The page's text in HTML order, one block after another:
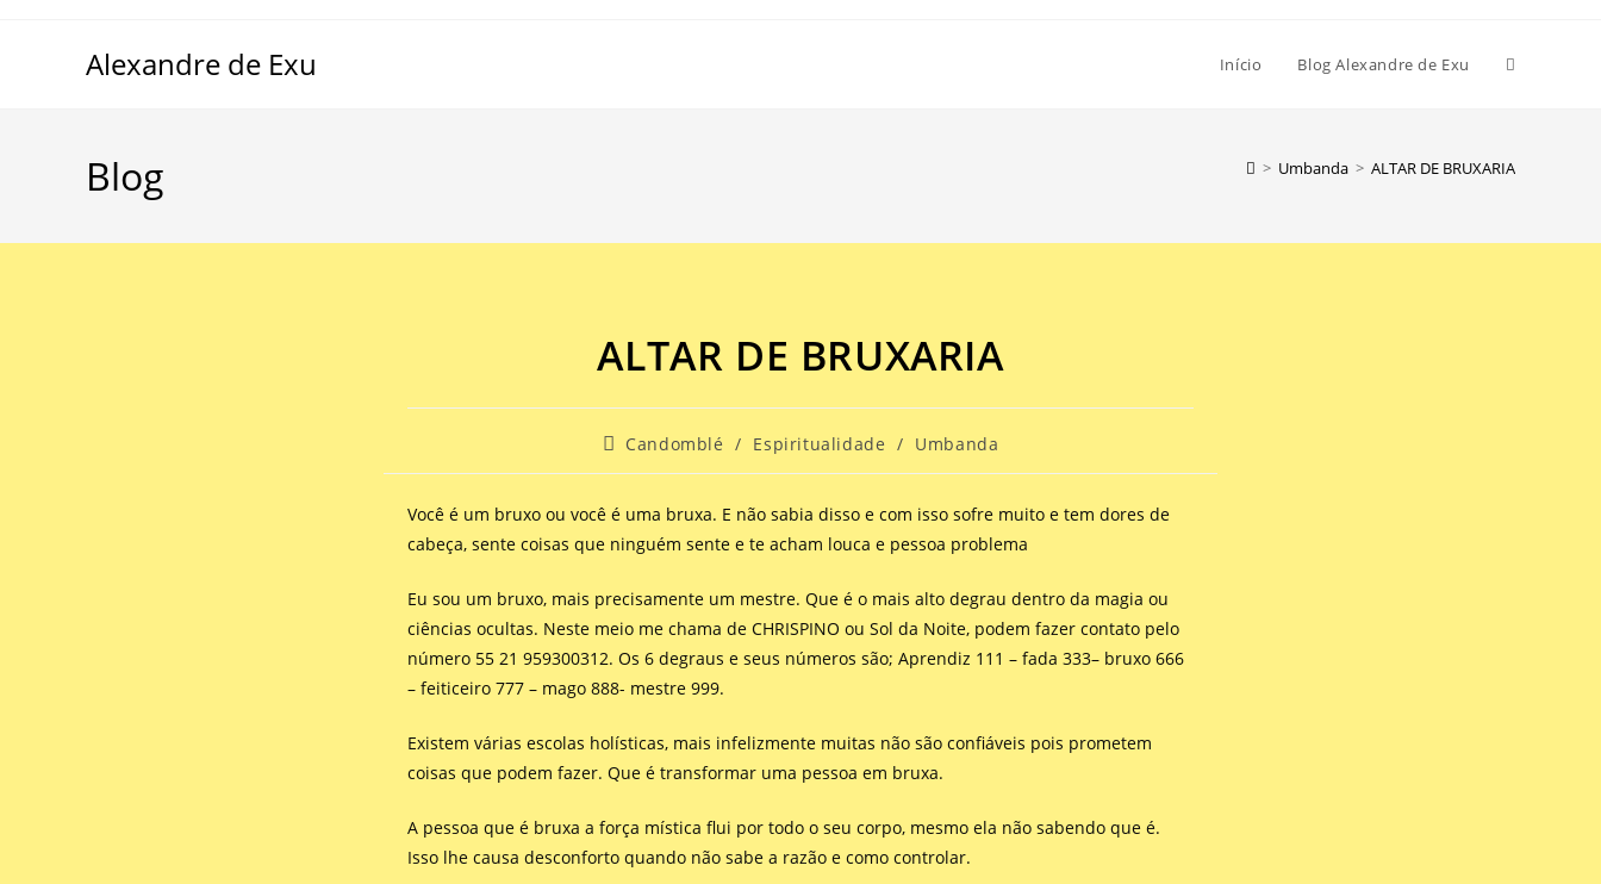
Alexandre de Exu Início Blog Alexandre de Exu
Blog > Umbanda > ALTAR DE BRUXARIA
ALTAR DE BRUXARIA
Candomblé / Espiritualidade / Umbanda
Você é um bruxo ou você é uma bruxa. E não sabia disso e com isso sofre muito e tem dores de
cabeça, sente coisas que ninguém sente e te acham louca e pessoa problema
Eu sou um bruxo, mais precisamente um mestre. Que é o mais alto degrau dentro da magia ou
ciências ocultas. Neste meio me chama de CHRISPINO ou Sol da Noite, podem fazer contato pelo
número 55 21 959300312. Os 6 degraus e seus números são; Aprendiz 111 – fada 333– bruxo 666
– feiticeiro 777 – mago 888- mestre 999.
Existem várias escolas holísticas, mais infelizmente muitas não são confiáveis pois prometem
coisas que podem fazer. Que é transformar uma pessoa em bruxa.
A pessoa que é bruxa a força mística flui por todo o seu corpo, mesmo ela não sabendo que é.
Isso lhe causa desconforto quando não sabe a razão e como controlar.